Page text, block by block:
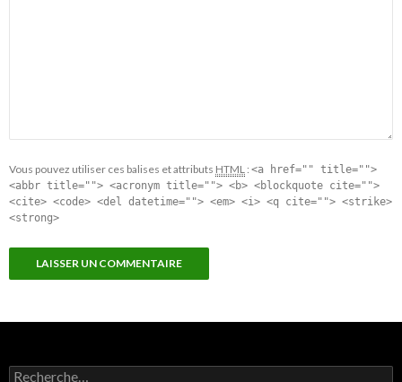
Vous pouvez utiliser ces balises et attributs HTML : <a href="" title="">
<abbr title=""> <acronym title=""> <b> <blockquote cite="">
<cite> <code> <del datetime=""> <em> <i> <q cite=""> <strike>
<strong>
Recherche pour :